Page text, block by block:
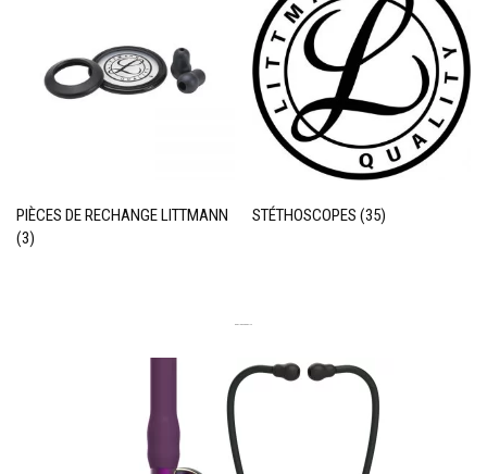
PIÈCES DE RECHANGE LITTMANN
(3)
STÉTHOSCOPES(35)